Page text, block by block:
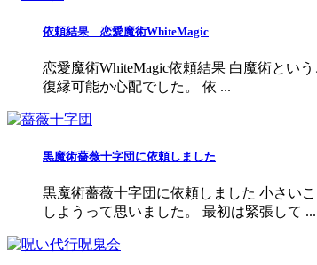
依頼結果 恋愛魔術WhiteMagic
恋愛魔術WhiteMagic依頼結果 白魔術とい
復縁可能か心配でした。 依 ...
黒魔術薔薇十字団に依頼しました
黒魔術薔薇十字団に依頼しました 小さい
しようって思いました。 最初は緊張して ...